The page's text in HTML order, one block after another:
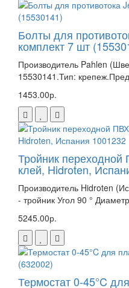
Болты для
комплект 7 шт
Производитель Pahlen
15530141.Тип:
1453.00р.
Тройник переходной
клей, Hidroten,
Производитель Hidroten
- тройник Угол 90 °
5245.00р.
Термостат 0-45°C